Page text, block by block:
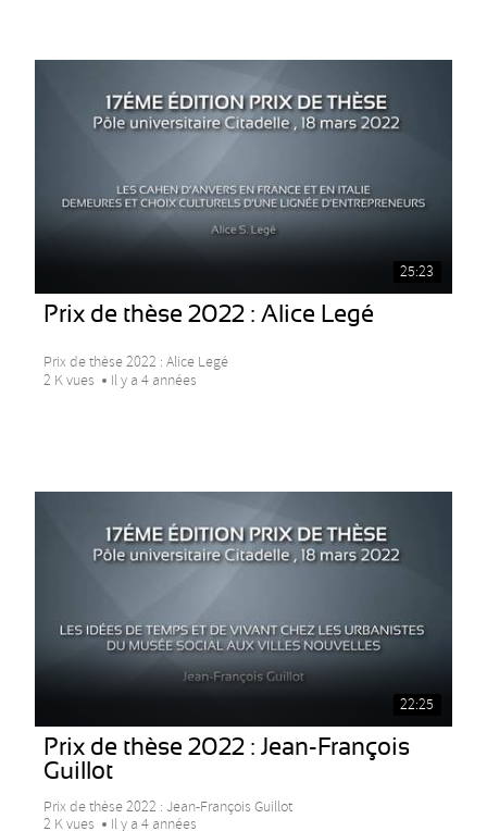
25:23
Prix de thèse 2022 : Alice Legé
Prix de thèse 2022 : Alice Legé
2 K vues
Il y a 4 années
22:25
Prix de thèse 2022 : Jean-François
Guillot
Prix de thèse 2022 : Jean-François Guillot
2 K vues
Il y a 4 années